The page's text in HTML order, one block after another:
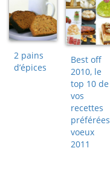
2 pains
d’épices
Best off
2010, le
top 10 de
vos
recettes
préférées
voeux
2011